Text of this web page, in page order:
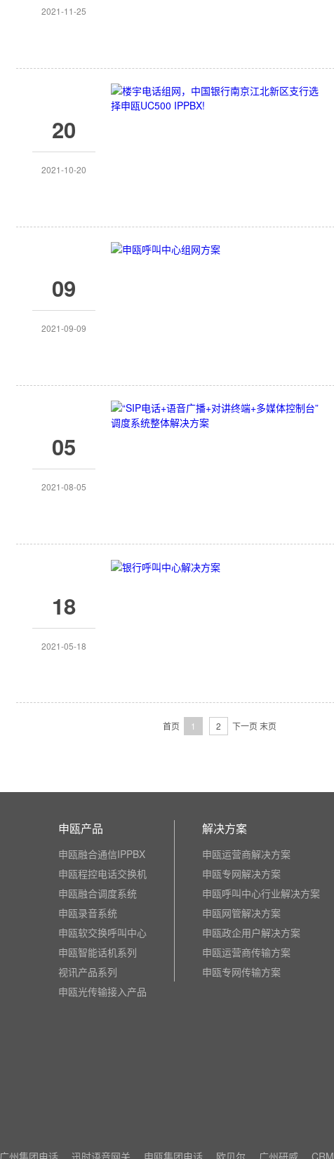
2021-11-25
20
2021-10-20
09
2021-09-09
05
2021-08-05
18
2021-05-18
首页 1 2 下一页末页
申瓯产品
申瓯融合通信IPPBX
申瓯程控电话交换机
申瓯融合调度系统
申瓯录音系统
申瓯软交换呼叫中心
申瓯智能话机系列
视讯产品系列
申瓯光传输接入产品
解决方案
申瓯运营商解决方案
申瓯专网解决方案
申瓯呼叫中心行业解决方案
申瓯网管解决方案
申瓯政企用户解决方案
申瓯运营商传输方案
申瓯专网传输方案